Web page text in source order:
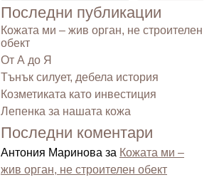
Последни публикации
Кожата ми – жив орган, не строителен
обект
От А до Я
Тънък силует, дебела история
Козметиката като инвестиция
Лепенка за нашата кожа
Последни коментари
Антония Маринова за Кожата ми –
жив орган, не строителен обект